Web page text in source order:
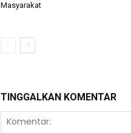
Masyarakat
TINGGALKAN KOMENTAR